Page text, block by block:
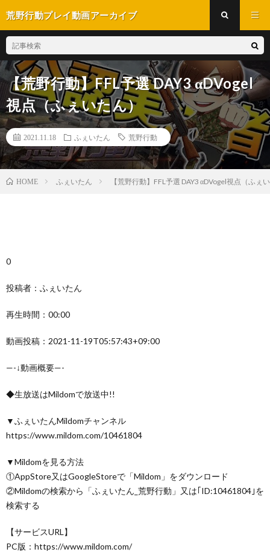
荒野行動プレイ動画アーカイブ
【荒野行動】FFL予選 DAY3 αDVogel
視点（ふぇいたん）
2021.11.18 ふぇいたん 荒野行動
HOME ふぇいたん 【荒野行動】FFL予選 DAY3 αDVogel視点（ふぇ
0
投稿者：ふぇいたん
再生時間：00:00
動画投稿：2021-11-19T05:57:43+09:00
—-↓動画概要—-
◆生放送はMildomで放送中!!
▼ふぇいたんMildomチャンネル
https://www.mildom.com/10461804
▼Mildomを見る方法
①AppStore又はGoogleStoreで「Mildom」をダウンロード
②Mildomの検索から「ふぇいたん_荒野行動」又は｢ID:10461804｣を
検索する
【サービスURL】
PC版：https://www.mildom.com/